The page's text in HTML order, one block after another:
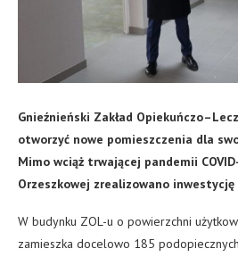
Gnieźnieński Zakład
otworzyć nowe pomieszczenia dla
Mimo wciąż trwającej pandemii
Orzeszkowej zrealizowano
W budynku ZOL-u o powierzchni
zamieszka docelowo 185